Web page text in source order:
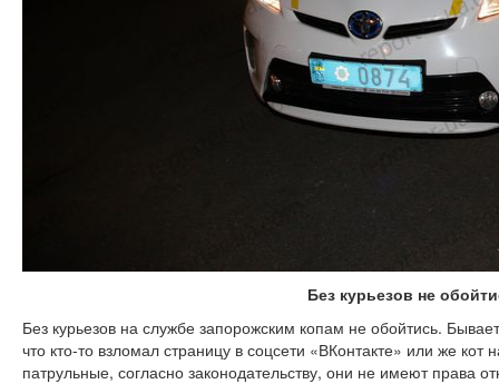
Без курьезов не
Без курьезов на службе запорожским копам не обойтись.
что кто-то взломал страницу в соцсети «ВКонтакте» или же
патрульные, согласно законодательству, они не имеют права